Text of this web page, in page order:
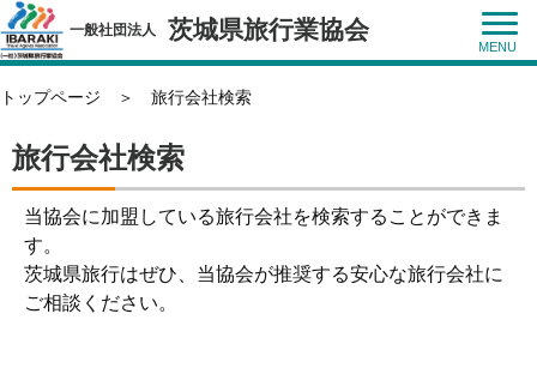
一般社団法人 茨城県旅行業協会
トップページ ＞ 旅行会社検索
旅行会社検索
当協会に加盟している旅行会社を検索することができま
す。
茨城県旅行はぜひ、当協会が推奨する安心な旅行会社に
ご相談ください。